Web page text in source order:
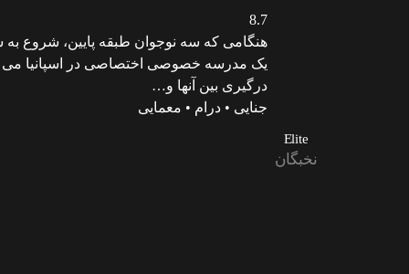
8.7
هنگامی که سه نوجوان طبقه پایین، شروع
یک مدرسه خصوصی اختصاصی در اسپانیا می
درگیری بین آنها و…
جنایی • درام • معمایی
Elite
نخبگان